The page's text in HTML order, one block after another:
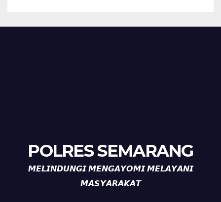
POLRES SEMARANG
𝙈𝙀𝙇𝙄𝙉𝘿𝙐𝙉𝙂𝙄 𝙈𝙀𝙉𝙂𝘼𝙔𝙊𝙈𝙄 𝙈𝙀𝙇𝘼𝙔𝘼𝙉𝙄
𝙈𝘼𝙎𝙔𝘼𝙍𝘼𝙆𝘼𝙏